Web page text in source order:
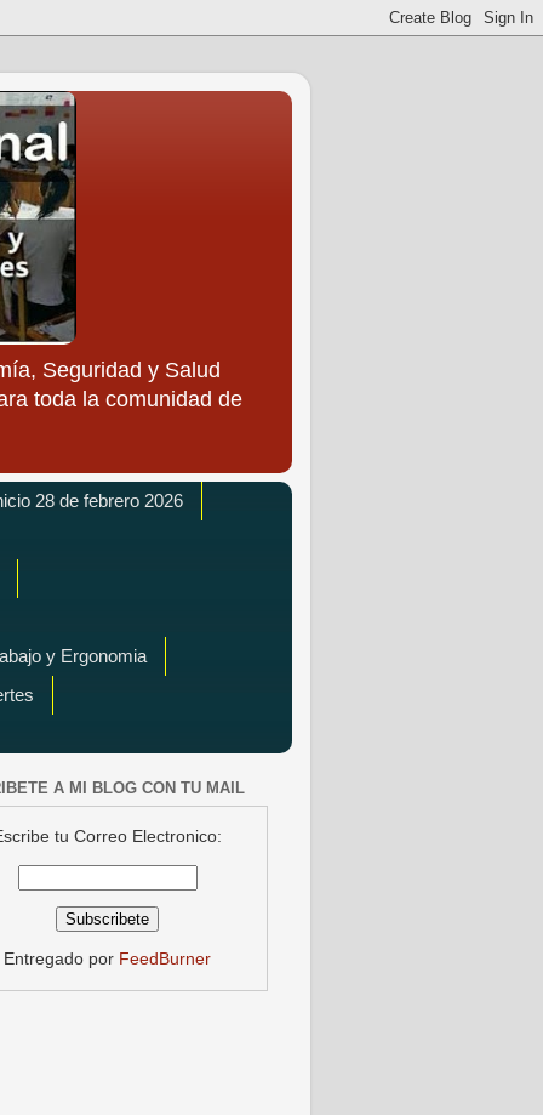
Seguridad y Salud
toda la comunidad de
28 de febrero 2026
y Ergonomia
A MI BLOG CON TU MAIL
tu Correo Electronico:
Entregado por FeedBurner